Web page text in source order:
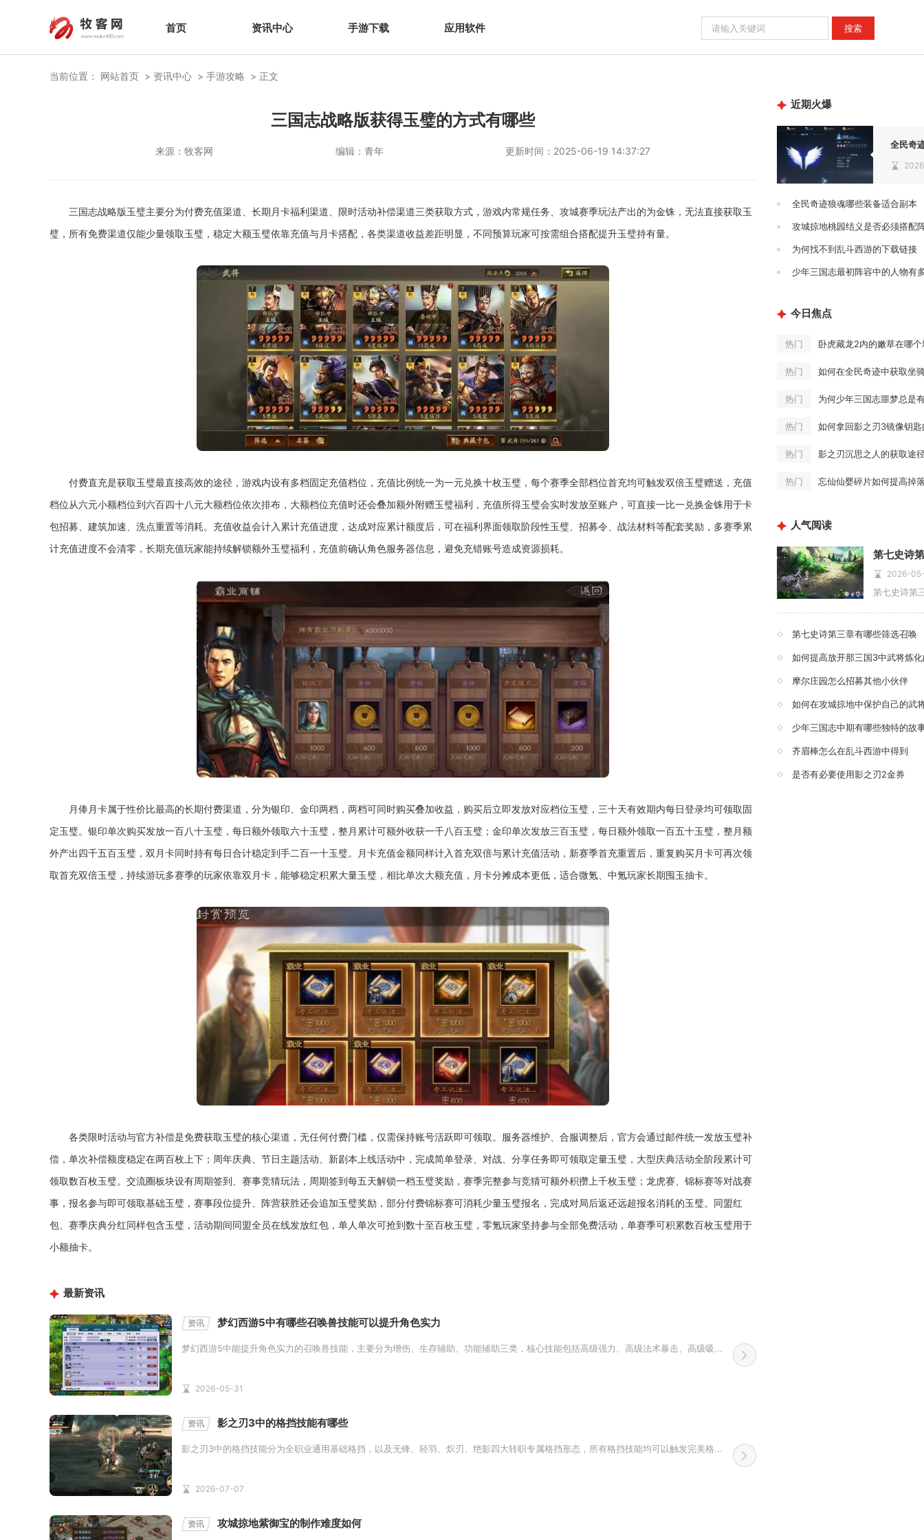
首页 资讯中心 手游下载 应用软件
当前位置： 网站首页 资讯中心 手游攻略 正文
三国志战略版获得玉璧的方式有哪些
来源：牧客网 编辑： 青年 更新时间： 2025-06-19 14:37:27
三国志战略版玉璧主要分为付费充值渠道、长期月卡福利渠道、限时活动补偿渠道三类获取方式，游戏内常规任务、攻城赛季玩法产出的为金铢，无法直接获取玉
璧，所有免费渠道仅能少量领取玉璧，稳定大额玉璧依靠充值与月卡搭配，各类渠道收益差距明显，不同预算玩家可按需组合搭配提升玉璧持有量。
付费直充是获取玉璧最直接高效的途径，游戏内设有多档固定充值档位，充值比例统一为一元兑换十枚玉璧，每个赛季全部档位首充均可触发双倍玉璧赠送，充值
档位从六元小额档位到六百四十八元大额档位依次排布，大额档位充值时还会叠加额外附赠玉璧福利，充值所得玉璧会实时发放至账户，可直接一比一兑换金铢用于卡
包招募、建筑加速、洗点重置等消耗。充值收益会计入累计充值进度，达成对应累计额度后，可在福利界面领取阶段性玉璧、招募令、战法材料等配套奖励，多赛季累
计充值进度不会清零，长期充值玩家能持续解锁额外玉璧福利，充值前确认角色服务器信息，避免充错账号造成资源损耗。
月俸月卡属于性价比最高的长期付费渠道，分为银印、金印两档，两档可同时购买叠加收益，购买后立即发放对应档位玉璧，三十天有效期内每日登录均可领取固
定玉璧。银印单次购买发放一百八十玉璧，每日额外领取六十玉璧，整月累计可额外收获一千八百玉璧；金印单次发放三百玉璧，每日额外领取一百五十玉璧，整月额
外产出四千五百玉璧，双月卡同时持有每日合计稳定到手二百一十玉璧。月卡充值金额同样计入首充双倍与累计充值活动，新赛季首充重置后，重复购买月卡可再次领
取首充双倍玉璧，持续游玩多赛季的玩家依靠双月卡，能够稳定积累大量玉璧，相比单次大额充值，月卡分摊成本更低，适合微氪、中氪玩家长期囤玉抽卡。
各类限时活动与官方补偿是免费获取玉璧的核心渠道，无任何付费门槛，仅需保持账号活跃即可领取。服务器维护、合服调整后，官方会通过邮件统一发放玉璧补
偿，单次补偿额度稳定在两百枚上下；周年庆典、节日主题活动、新剧本上线活动中，完成简单登录、对战、分享任务即可领取定量玉璧，大型庆典活动全阶段累计可
领取数百枚玉璧。交流圈板块设有周期签到、赛事竞猜玩法，周期签到每五天解锁一档玉璧奖励，赛季完整参与竞猜可额外积攒上千枚玉璧；龙虎赛、锦标赛等对战赛
事，报名参与即可领取基础玉璧，赛事段位提升、阵营获胜还会追加玉璧奖励，部分付费锦标赛可消耗少量玉璧报名，完成对局后返还远超报名消耗的玉璧。同盟红
包、赛季庆典分红同样包含玉璧，活动期间同盟全员在线发放红包，单人单次可抢到数十至百枚玉璧，零氪玩家坚持参与全部免费活动，单赛季可积累数百枚玉璧用于
小额抽卡。
最新资讯
资讯 梦幻西游5中有哪些召唤兽技能可以提升角色实力
梦幻西游5中能提升角色实力的召唤兽技能，主要分为增伤、生存辅助、功能辅助三类，核心技能包括高级强力、高级法术暴击、高级吸...
2026-05-31
资讯 影之刃3中的格挡技能有哪些
影之刃3中的格挡技能分为全职业通用基础格挡，以及无锋、轻羽、炽刃、绝影四大转职专属格挡形态，所有格挡技能均可以触发完美格...
2026-07-07
资讯 攻城掠地紫御宝的制作难度如何
近期火爆
全民奇迹狼魂哪些装备适合副本
攻城掠地桃园结义是否必须搭配
为何找不到乱斗西游的下载链接
少年三国志最初阵容中的人物有
今日焦点
热门 卧虎藏龙2内的嫩草在哪个
热门 如何在全民奇迹中获取坐
热门 为何少年三国志噩梦总是
热门 如何拿回影之刃3镜像钥
热门 影之刃沉思之人的获取途
热门 忘仙仙婴碎片如何提高掉
人气阅读
第七史诗
2026-
第七史诗第三章有哪些筛选召唤
如何提高放开那三国3中武将炼
摩尔庄园怎么招募其他小伙伴
如何在攻城掠地中保护自己的武
少年三国志中期有哪些独特的故
齐眉棒怎么在乱斗西游中得到
是否有必要使用影之刃2金券